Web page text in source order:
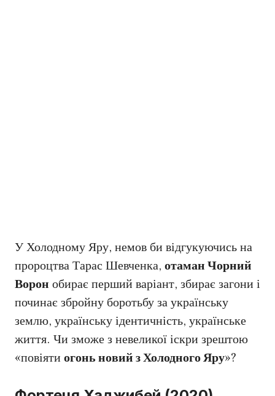
У Холодному Яру, немов би відгукуючись на
пророцтва Тарас Шевченка, отаманЧорний
Ворон обирає перший варіант, збирає загони і
починає збройну боротьбу за українську
землю, українську ідентичність, українське
життя. Чи зможе з невеликої іскри зрештою
«повіятиогонь новий з Холодного Яру»?